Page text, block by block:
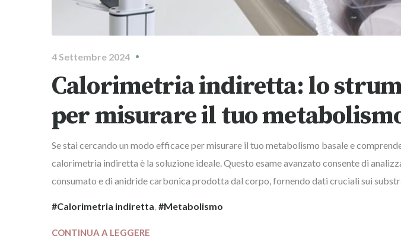
4 Settembre 2024
Calorimetria indiretta: lo
per misurare il tuo
Se stai cercando un modo efficace per misurare il tuo metabolismo basale e
calorimetria indiretta è la soluzione ideale. Questo esame avanzato consente di
consumato e di anidride carbonica prodotta dal corpo, fornendo dati cruciali sui
Calorimetria indiretta, Metabolismo
CONTINUA A LEGGERE